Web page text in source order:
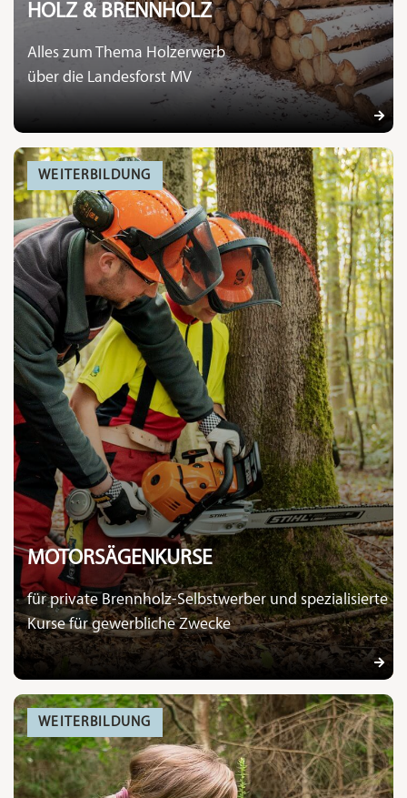
HOLZ & BRENNHOLZ
Alles zum Thema Holzerwerb
über die Landesforst MV
WEITERBILDUNG
MOTORSÄGENKURSE
für private Brennholz-Selbstwerber und spezialisierte
Kurse für gewerbliche Zwecke
WEITERBILDUNG